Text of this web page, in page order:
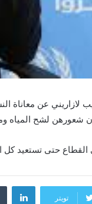
لازاريني عن معاناة
شعورهن لشح المياه
حتى تستعيد كل
تويتر